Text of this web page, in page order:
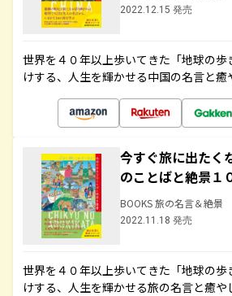
2022.12.15 発売
世界を４０年以上歩いてきた「地球の歩
けする、人生を輝かせる中国の名言と癒
今すぐ旅に出たく
のことばと絶景１
BOOKS 旅の名言＆絶景
2022.11.18 発売
世界を４０年以上歩いてきた「地球の歩
けする、人生を輝かせる旅の名言と癒や